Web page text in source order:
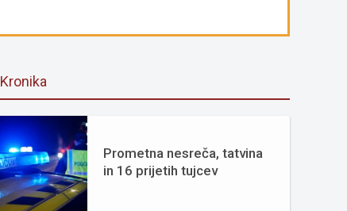
Kronika
Prometna nesreča, tatvina
in 16 prijetih tujcev